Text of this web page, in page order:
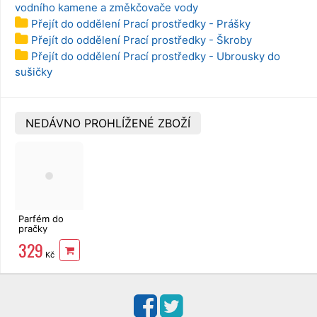
vodního kamene a změkčovače vody
Přejít do oddělení Prací prostředky - Prášky
Přejít do oddělení Prací prostředky - Škroby
Přejít do oddělení Prací prostředky - Ubrousky do
sušičky
NEDÁVNO PROHLÍŽENÉ ZBOŽÍ
Parfém do
pračky
wash 400 ml
329 Kč